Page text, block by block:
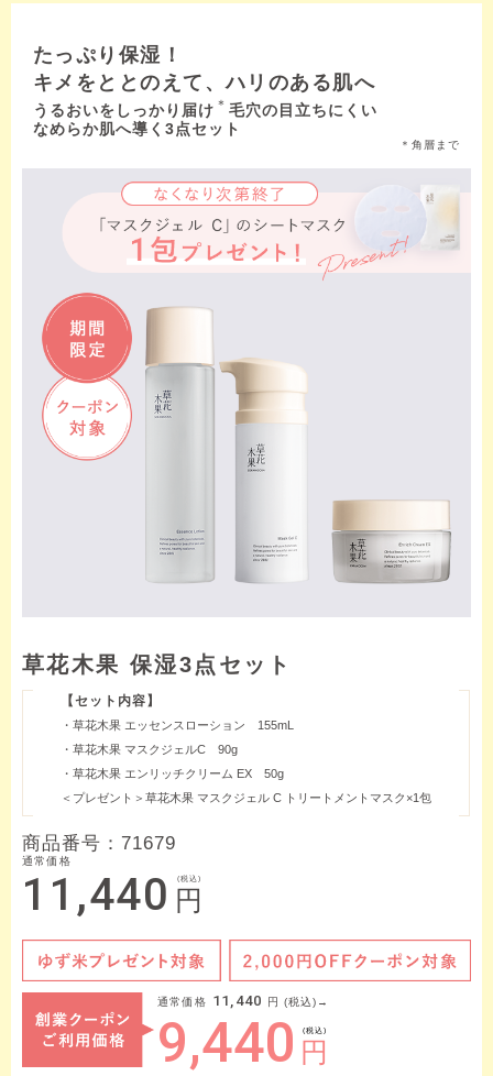
たっぷり保湿！
キメをととのえて、ハリのある肌へ
うるおいをしっかり届け ＊ 毛穴の目立ちにくい
なめらか肌へ導く3点セット
＊角層まで
草花木果 保湿3点セット
【セット内容】
・草花木果 エッセンスローション 155mL
・草花木果 マスクジェルC 90g
・草花木果 エンリッチクリーム EX 50g
＜プレゼント＞草花木果 マスクジェル C トリートメントマスク×1包
商品番号： 71679
通常価格
11,440 円
(税込)
通常価格 11,440 円 (税込)→
9,440 円
(税込)